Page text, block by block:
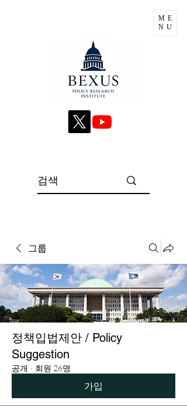
ME
NU
그룹
정책입법제안 / Policy
Suggestion
공개 · 회원 26명
가입